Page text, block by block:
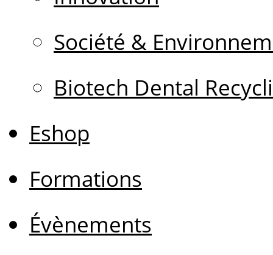
Société &
Biotech Dental
Eshop
Formations
Évènements